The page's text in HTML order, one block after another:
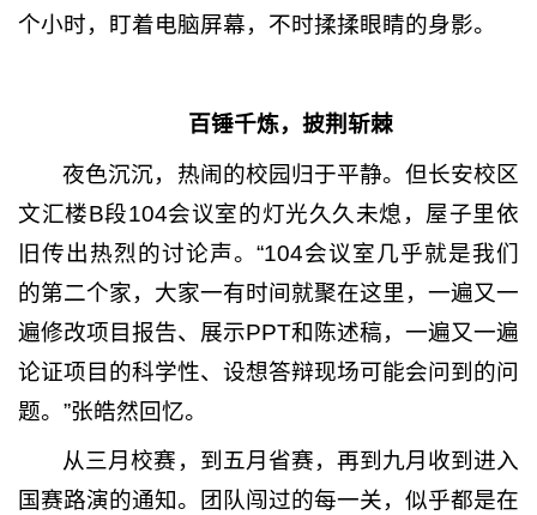
个小时，盯着电脑屏幕，不时揉揉眼睛的身影。
百锤千炼，披荆斩棘
夜色沉沉，热闹的校园归于平静。但长安校区
文汇楼B段104会议室的灯光久久未熄，屋子里依
旧传出热烈的讨论声。“104会议室几乎就是我们
的第二个家，大家一有时间就聚在这里，一遍又一
遍修改项目报告、展示PPT和陈述稿，一遍又一遍
论证项目的科学性、设想答辩现场可能会问到的问
题。”张皓然回忆。
从三月校赛，到五月省赛，再到九月收到进入
国赛路演的通知。团队闯过的每一关，似乎都是在